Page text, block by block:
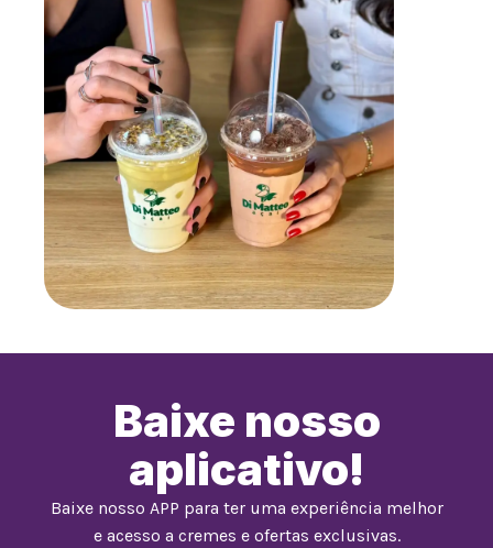
Baixe nosso
aplicativo!
Baixe nosso APP para ter uma experiência melhor
e acesso a cremes e ofertas exclusivas.